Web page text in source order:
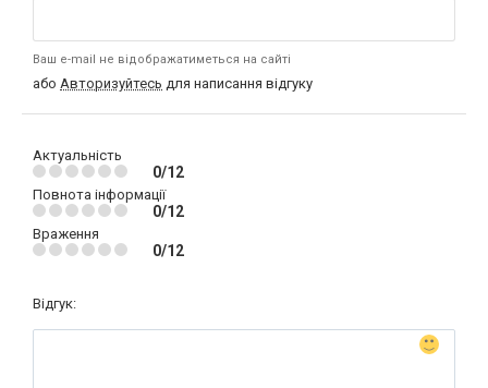
Ваш e-mail не відображатиметься на сайті
або Авторизуйтесь для написання відгуку
Актуальність
0/12
Повнота інформації
0/12
Враження
0/12
Відгук: